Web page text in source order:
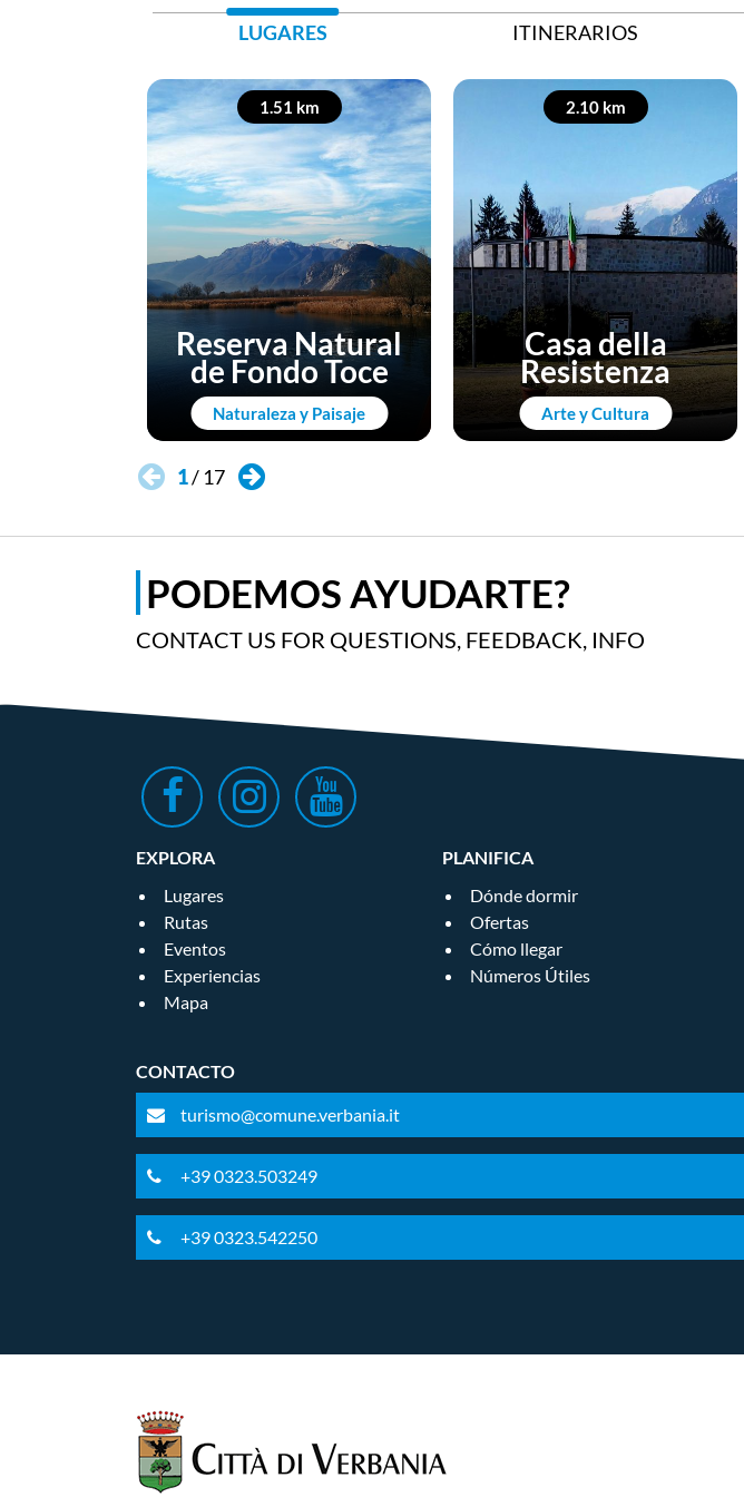
LUGARES ITINERARIOS
1.51 km
Naturaleza y Paisaje
Reserva Natural
de Fondo Toce
2.10 km
Arte y Cultura
Casa della
Resistenza
1/ 17
PODEMOS AYUDARTE?
CONTACT US FOR QUESTIONS, FEEDBACK, INFO
EXPLORA
Lugares
Rutas
Eventos
Experiencias
Mapa
PLANIFICA
Dónde dormir
Ofertas
Cómo llegar
Números Útiles
CONTACTO
turismo@comune.verbania.it
+39 0323.503249
+39 0323.542250